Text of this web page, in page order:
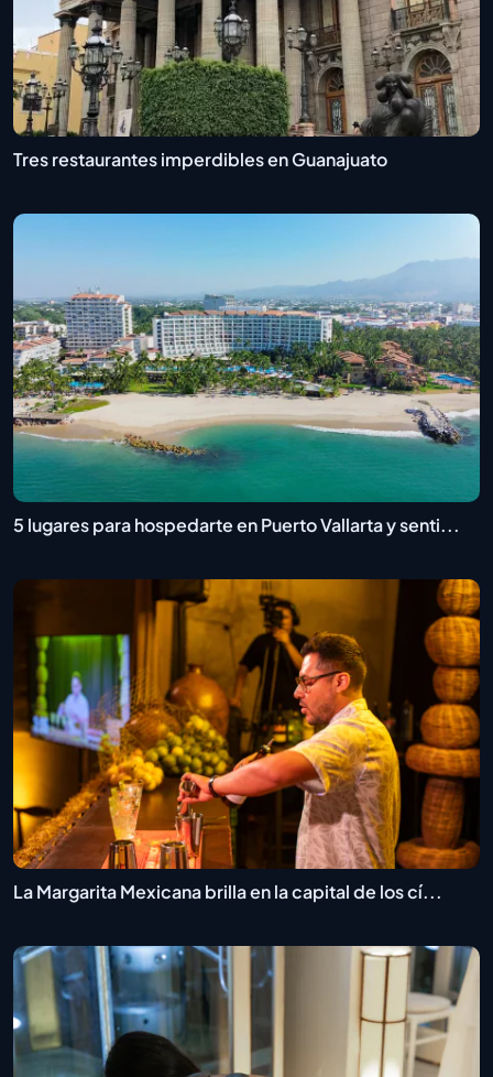
Tres restaurantes imperdibles en Guanajuato
5 lugares para hospedarte en Puerto Vallarta y senti...
La Margarita Mexicana brilla en la capital de los cí...